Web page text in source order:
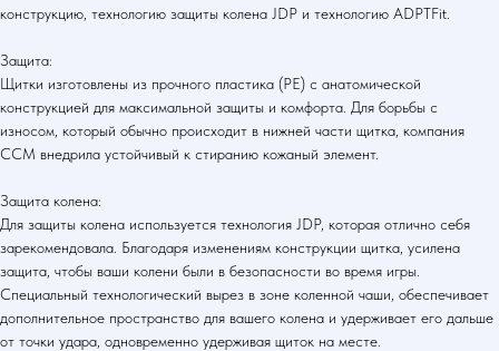
конструкцию, технологию защиты колена JDP и технологию ADPTFit.
Защита:
Щитки изготовлены из прочного пластика (PE) с анатомической
конструкцией для максимальной защиты и комфорта. Для борьбы с
износом, который обычно происходит в нижней части щитка, компания
CCM внедрила устойчивый к стиранию кожаный элемент.
Защита колена:
Для защиты колена используется технология JDP, которая отлично себя
зарекомендовала. Благодаря изменениям конструкции щитка, усилена
защита, чтобы ваши колени были в безопасности во время игры.
Специальный технологический вырез в зоне коленной чаши, обеспечивает
дополнительное пространство для вашего колена и удерживает его дальше
от точки удара, одновременно удерживая щиток на месте.